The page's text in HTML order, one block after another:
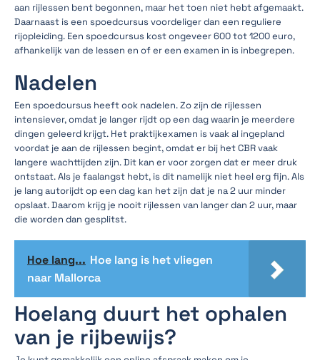
aan rijlessen bent begonnen, maar het toen niet hebt afgemaakt.
Daarnaast is een spoedcursus voordeliger dan een reguliere
rijopleiding. Een spoedcursus kost ongeveer 600 tot 1200 euro,
afhankelijk van de lessen en of er een examen in is inbegrepen.
Nadelen
Een spoedcursus heeft ook nadelen. Zo zijn de rijlessen
intensiever, omdat je langer rijdt op een dag waarin je meerdere
dingen geleerd krijgt. Het praktijkexamen is vaak al ingepland
voordat je aan de rijlessen begint, omdat er bij het CBR vaak
langere wachttijden zijn. Dit kan er voor zorgen dat er meer druk
ontstaat. Als je faalangst hebt, is dit namelijk niet heel erg fijn. Als
je lang autorijdt op een dag kan het zijn dat je na 2 uur minder
opslaat. Daarom krijg je nooit rijlessen van langer dan 2 uur, maar
die worden dan gesplitst.
Hoe lang... Hoe lang is het vliegen
naar Mallorca
Hoelang duurt het ophalen
van je rijbewijs?